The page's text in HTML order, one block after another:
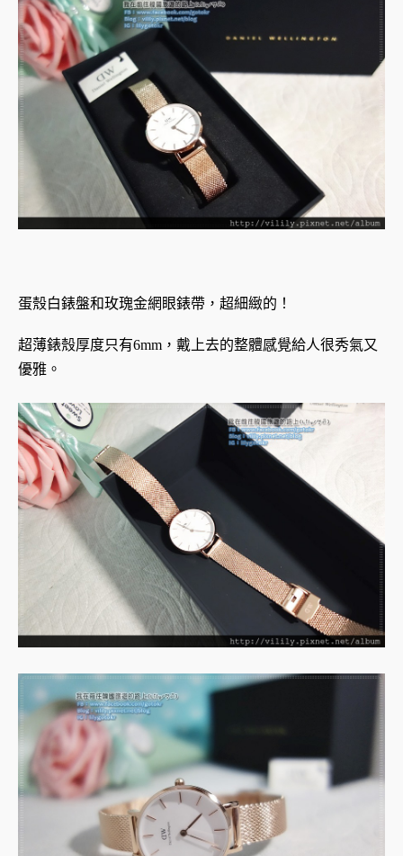
蛋殼白錶盤和玫瑰金網眼錶帶，超細緻的！
超薄錶殼厚度只有6mm，戴上去的整體感覺給人很秀氣又
優雅。